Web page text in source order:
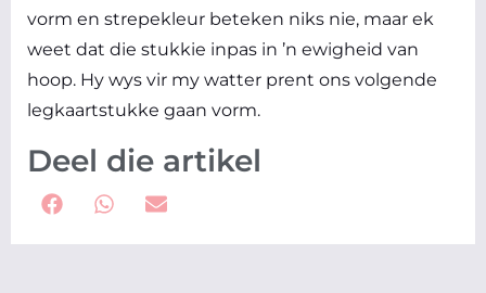
vorm en strepekleur beteken niks nie, maar ek
weet dat die stukkie inpas in ’n ewigheid van
hoop. Hy wys vir my watter prent ons volgende
legkaartstukke gaan vorm.
Deel die artikel